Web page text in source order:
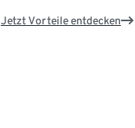
Jetzt Vorteile entdecken